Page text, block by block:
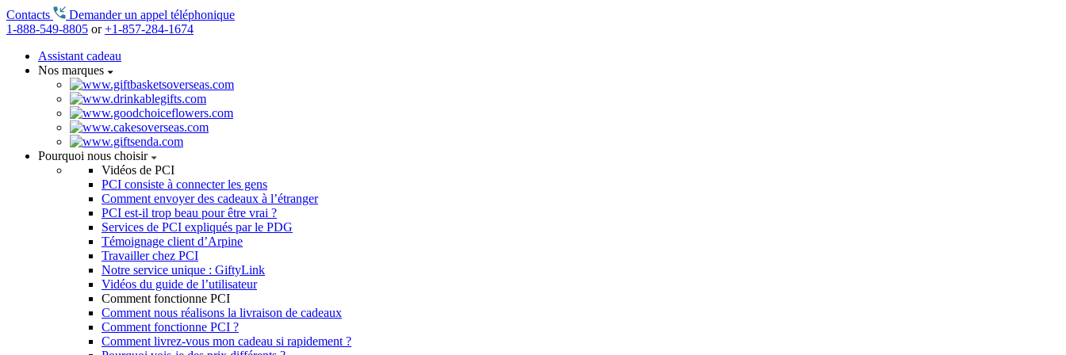
Contacts
Demander un appel téléphonique
1-888-549-8805 or+1-857-284-1674
Assistant cadeau
Nos marques
Pourquoi nous choisir
Vidéos de PCI
PCI consiste à connecter les gens
Comment envoyer des cadeaux à l’étranger
PCI est-il trop beau pour être vrai ?
Services de PCI expliqués par le PDG
Témoignage client d’Arpine
Travailler chez PCI
Notre service unique : GiftyLink
Vidéos du guide de l’utilisateur
Comment fonctionne PCI
Comment nous réalisons la livraison de cadeaux
Comment fonctionne PCI ?
Comment livrez-vous mon cadeau si rapidement ?